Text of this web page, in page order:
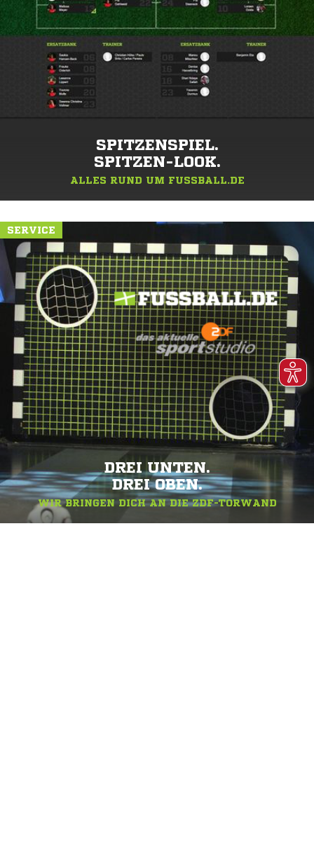
SPITZENSPIEL.
SPITZEN-LOOK.
ALLES RUND UM FUSSBALL.DE
SERVICE
DREI UNTEN.
DREI OBEN.
WIR BRINGEN DICH AN DIE ZDF-TORWAND